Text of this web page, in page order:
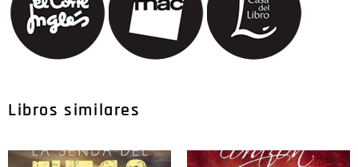
Libros similares